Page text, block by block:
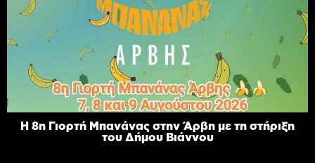
Η 8η Γιορτή Μπανάνας στην Άρβη με τη στήριξη
του Δήμου Βιάννου